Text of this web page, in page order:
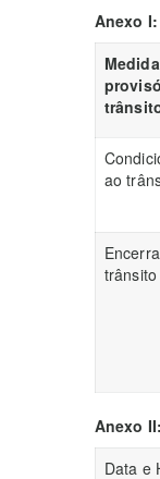
Anexo
ao
trânsito
Anexo
Data e